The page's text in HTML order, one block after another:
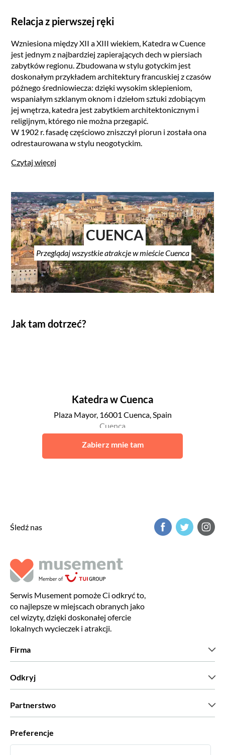
Relacja z pierwszej ręki
Wzniesiona między XII a XIII wiekiem, Katedra w Cuence
jest jednym z najbardziej zapierających dech w piersiach
zabytków regionu. Zbudowana w stylu gotyckim jest
doskonałym przykładem architektury francuskiej z czasów
późnego średniowiecza: dzięki wysokim sklepieniom,
wspaniałym szklanym oknom i dziełom sztuki zdobiącym
jej wnętrza, katedra jest zabytkiem architektonicznym i
religijnym, którego nie można przegapić.
W 1902 r. fasadę częściowo zniszczył piorun i została ona
odrestaurowana w stylu neogotyckim.
Czytaj więcej
CUENCA
Przeglądaj wszystkie atrakcje w mieście Cuenca
Jak tam dotrzeć?
Katedra w Cuenca
Plaza Mayor, 16001 Cuenca, Spain
Cuenca
Zabierz mnie tam
Śledź nas
Serwis Musement pomoże Ci odkryć to,
co najlepsze w miejscach obranych jako
cel wizyty, dzięki doskonałej ofercie
lokalnych wycieczek i atrakcji.
Firma
Odkryj
Partnerstwo
Programy powiązane
Preferencje